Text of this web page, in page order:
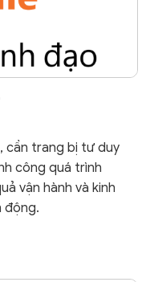
cần trang bị tư duy
công quá trình
vận hành và kinh
động.